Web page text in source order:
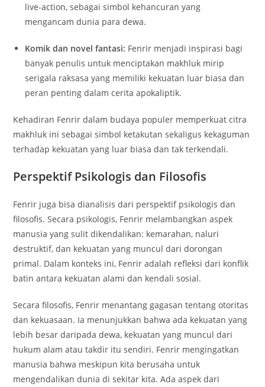
live-action, sebagai simbol kehancuran yang
mengancam dunia para dewa.
Komik dan novel fantasi: Fenrir menjadi inspirasi bagi
banyak penulis untuk menciptakan makhluk mirip
serigala raksasa yang memiliki kekuatan luar biasa dan
peran penting dalam cerita apokaliptik.
Kehadiran Fenrir dalam budaya populer memperkuat citra
makhluk ini sebagai simbol ketakutan sekaligus kekaguman
terhadap kekuatan yang luar biasa dan tak terkendali.
Perspektif Psikologis dan Filosofis
Fenrir juga bisa dianalisis dari perspektif psikologis dan
filosofis. Secara psikologis, Fenrir melambangkan aspek
manusia yang sulit dikendalikan: kemarahan, naluri
destruktif, dan kekuatan yang muncul dari dorongan
primal. Dalam konteks ini, Fenrir adalah refleksi dari konflik
batin antara kekuatan alami dan kendali sosial.
Secara filosofis, Fenrir menantang gagasan tentang otoritas
dan kekuasaan. Ia menunjukkan bahwa ada kekuatan yang
lebih besar daripada dewa, kekuatan yang muncul dari
hukum alam atau takdir itu sendiri. Fenrir mengingatkan
manusia bahwa meskipun kita berusaha untuk
mengendalikan dunia di sekitar kita. Ada aspek dari